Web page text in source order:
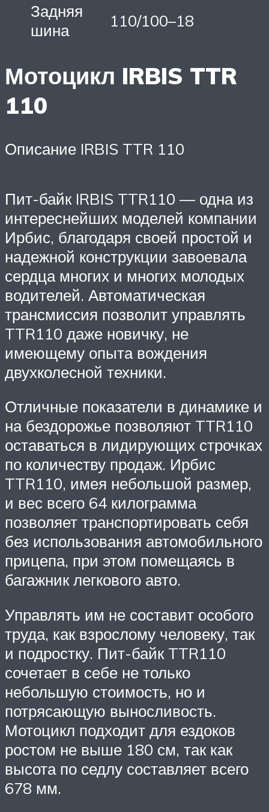
Задняя
шина
110/100–18
Мотоцикл IRBIS TTR
110
Описание IRBIS TTR 110
Пит-байк IRBIS TTR110 — одна из
интереснейших моделей компании
Ирбис, благодаря своей простой и
надежной конструкции завоевала
сердца многих и многих молодых
водителей. Автоматическая
трансмиссия позволит управлять
TTR110 даже новичку, не
имеющему опыта вождения
двухколесной техники.
Отличные показатели в динамике и
на бездорожье позволяют TTR110
оставаться в лидирующих строчках
по количеству продаж. Ирбис
TTR110, имея небольшой размер,
и вес всего 64 килограмма
позволяет транспортировать себя
без использования автомобильного
прицепа, при этом помещаясь в
багажник легкового авто.
Управлять им не составит особого
труда, как взрослому человеку, так
и подростку. Пит-байк TTR110
сочетает в себе не только
небольшую стоимость, но и
потрясающую выносливость.
Мотоцикл подходит для ездоков
ростом не выше 180 см, так как
высота по седлу составляет всего
678 мм.